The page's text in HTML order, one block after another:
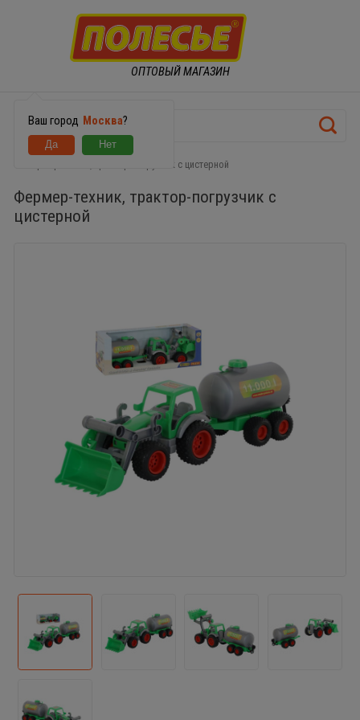
ОПТОВЫЙ МАГАЗИН
Ваш город Москва?
Фермер-техник, трактор-погрузчик с цистерной
Фермер-техник, трактор-погрузчик с
цистерной